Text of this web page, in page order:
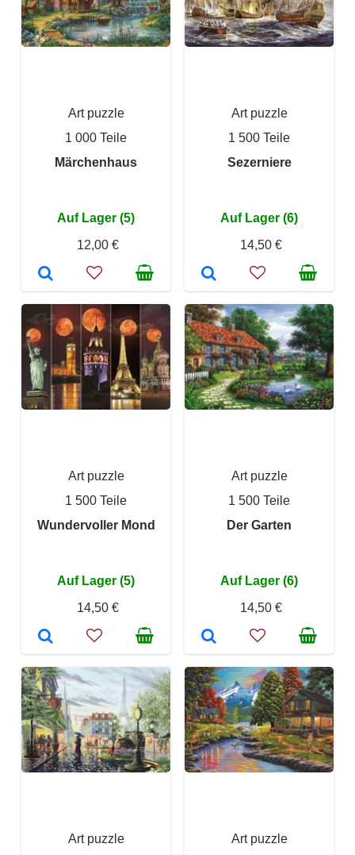
Art puzzle
1 000 Teile
Märchenhaus
Auf Lager (5)
12,00 €
Art puzzle
1 500 Teile
Sezerniere
Auf Lager (6)
14,50 €
Art puzzle
1 500 Teile
Wundervoller Mond
Auf Lager (5)
14,50 €
Art puzzle
1 500 Teile
Der Garten
Auf Lager (6)
14,50 €
Art puzzle
Art puzzle